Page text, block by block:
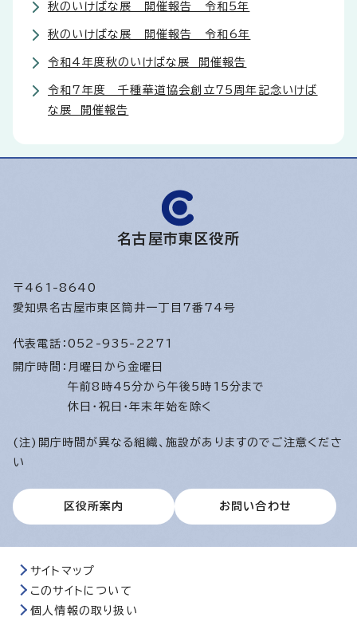
秋のいけばな展 開催報告 令和5年
秋のいけばな展 開催報告 令和6年
令和4年度秋のいけばな展 開催報告
令和7年度 千種華道協会創立75周年記念いけば
な展 開催報告
名古屋市東区役所
〒461-8640
愛知県名古屋市東区筒井一丁目7番74号
代表電話： 052-935-2271
開庁時間： 月曜日から金曜日
午前8時45分から午後5時15分まで
休日・祝日・年末年始を除く
(注)開庁時間が異なる組織、施設がありますのでご注意くださ
い
区役所案内 お問い合わせ
サイトマップ
このサイトについて
個人情報の取り扱い